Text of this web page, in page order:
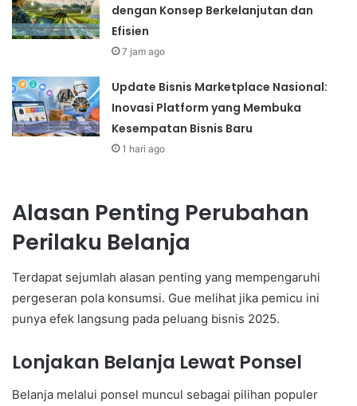
dengan Konsep Berkelanjutan dan
Efisien
7 jam ago
Update Bisnis Marketplace Nasional:
Inovasi Platform yang Membuka
Kesempatan Bisnis Baru
1 hari ago
Alasan Penting Perubahan
Perilaku Belanja
Terdapat sejumlah alasan penting yang mempengaruhi
pergeseran pola konsumsi. Gue melihat jika pemicu ini
punya efek langsung pada peluang bisnis 2025.
Lonjakan Belanja Lewat Ponsel
Belanja melalui ponsel muncul sebagai pilihan populer